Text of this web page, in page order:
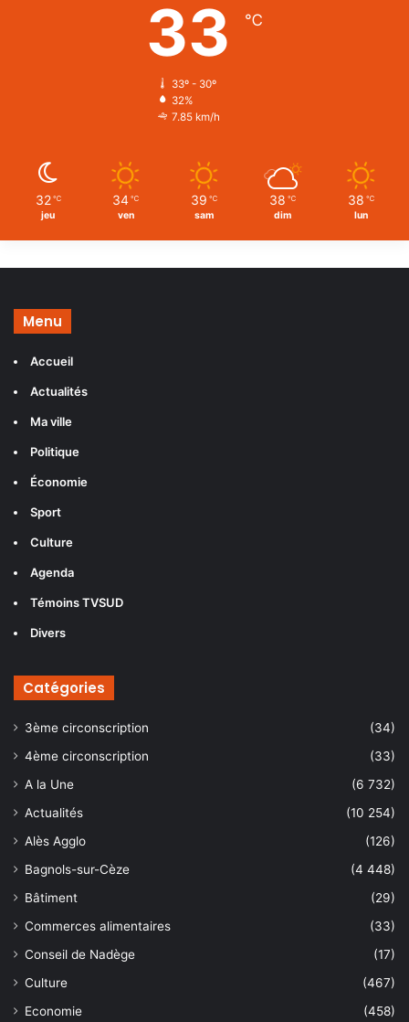
33 ℃
33º - 30º
32%
7.85 km/h
32 ℃
jeu
34 ℃
ven
39 ℃
sam
38 ℃
dim
38 ℃
lun
Menu
Accueil
Actualités
Ma ville
Politique
Économie
Sport
Culture
Agenda
Témoins TVSUD
Divers
Catégories
3ème circonscription
(34)
4ème circonscription
(33)
A la Une
(6 732)
Actualités
(10 254)
Alès Agglo
(126)
Bagnols-sur-Cèze
(4 448)
Bâtiment
(29)
Commerces alimentaires
(33)
Conseil de Nadège
(17)
Culture
(467)
Economie
(458)